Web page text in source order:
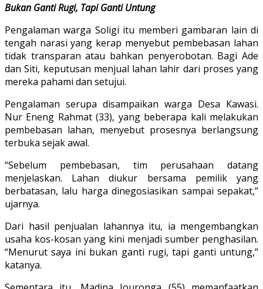
Bukan Ganti Rugi, Tapi Ganti Untung
Pengalaman warga Soligi itu memberi gambaran lain di
tengah narasi yang kerap menyebut pembebasan lahan
tidak transparan atau bahkan penyerobotan. Bagi Ade
dan Siti, keputusan menjual lahan lahir dari proses yang
mereka pahami dan setujui.
Pengalaman serupa disampaikan warga Desa Kawasi.
Nur Eneng Rahmat (33), yang beberapa kali melakukan
pembebasan lahan, menyebut prosesnya berlangsung
terbuka sejak awal.
“Sebelum pembebasan, tim perusahaan datang
menjelaskan. Lahan diukur bersama pemilik yang
berbatasan, lalu harga dinegosiasikan sampai sepakat,”
ujarnya.
Dari hasil penjualan lahannya itu, ia mengembangkan
usaha kos-kosan yang kini menjadi sumber penghasilan.
“Menurut saya ini bukan ganti rugi, tapi ganti untung,”
katanya.